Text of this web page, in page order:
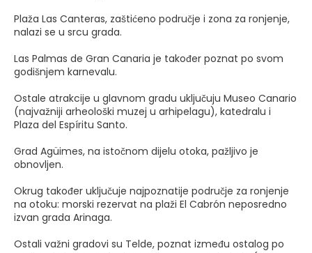
Plaža Las Canteras, zaštićeno područje i zona za ronjenje,
nalazi se u srcu grada.
Las Palmas de Gran Canaria je također poznat po svom
godišnjem karnevalu.
Ostale atrakcije u glavnom gradu uključuju Museo Canario
(najvažniji arheološki muzej u arhipelagu), katedralu i
Plaza del Espíritu Santo.
Grad Agüimes, na istočnom dijelu otoka, pažljivo je
obnovljen.
Okrug također uključuje najpoznatije područje za ronjenje
na otoku: morski rezervat na plaži El Cabrón neposredno
izvan grada Arinaga.
Ostali važni gradovi su Telde, poznat između ostalog po